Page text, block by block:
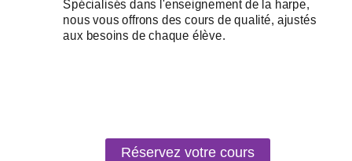
Réservez votre cours